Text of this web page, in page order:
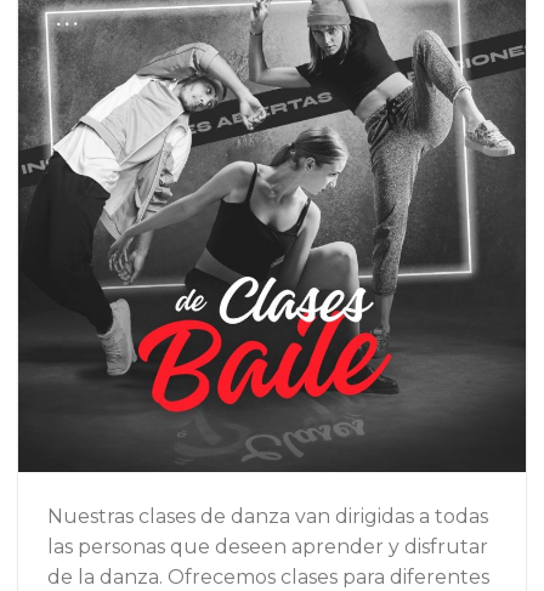
Nuestras clases de danza van dirigidas a todas
las personas que deseen aprender y disfrutar
de la danza. Ofrecemos clases para diferentes